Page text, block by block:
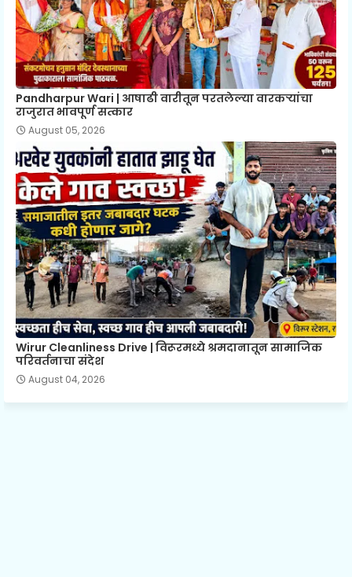
Pandharpur Wari | आषाढी वारीतून परतलेल्या वारकऱ्यांचा
राजुरात भावपूर्ण सत्कार
August 05, 2026
Wirur Cleanliness Drive | विरूरमध्ये श्रमदानातून सामाजिक
परिवर्तनाचा संदेश
August 04, 2026